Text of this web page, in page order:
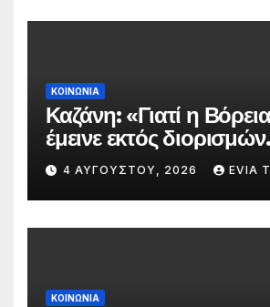
ΚΟΙΝΩΝΙΑ
Καζάνη: «Γιατί η
έμεινε εκτός διορισμών
δασκάλων;»
4 ΑΥΓΟΎΣΤΟΥ, 2026 EVIA
ΚΟΙΝΩΝΙΑ